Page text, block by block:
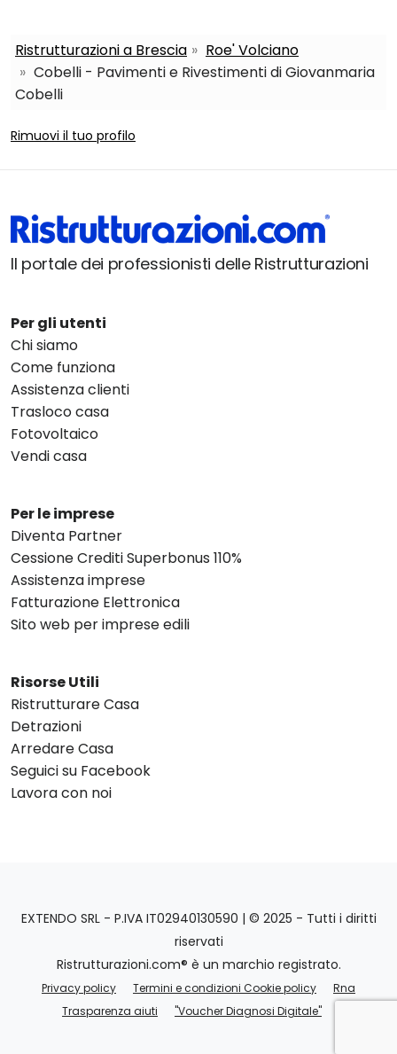
Ristrutturazioni a Brescia
Roe' Volciano
Cobelli - Pavimenti e Rivestimenti di Giovanmaria
Cobelli
Rimuovi il tuo profilo
Il portale dei professionisti delle Ristrutturazioni
Per gli utenti
Chi siamo
Come funziona
Assistenza clienti
Trasloco casa
Fotovoltaico
Vendi casa
Per le imprese
Diventa Partner
Cessione Crediti Superbonus 110%
Assistenza imprese
Fatturazione Elettronica
Sito web per imprese edili
Risorse Utili
Ristrutturare Casa
Detrazioni
Arredare Casa
Seguici su Facebook
Lavora con noi
EXTENDO SRL - P.IVA IT02940130590 | © 2025 - Tutti i diritti
riservati
Ristrutturazioni.com® è un marchio registrato.
Privacy policy Termini e condizioni Cookie policy
Rna
Trasparenza aiuti
"Voucher Diagnosi Digitale"